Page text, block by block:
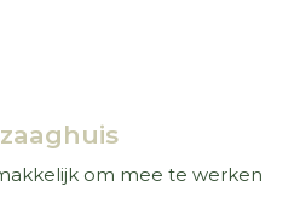
om mee te werken